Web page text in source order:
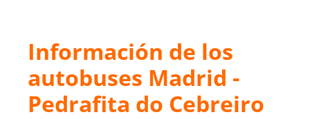
Información de los
autobuses Madrid -
Pedrafita do Cebreiro